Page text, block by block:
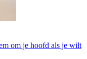
om je hoofd als je wilt